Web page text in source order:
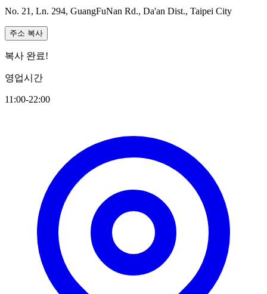
No. 21, Ln. 294, GuangFuNan Rd., Da'an Dist., Taipei City
주소 복사
복사 완료!
영업시간
11:00-22:00